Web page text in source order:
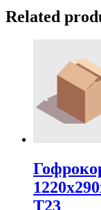
Related
Т23